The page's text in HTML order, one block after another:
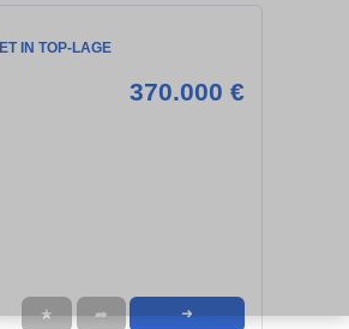
IN TOP-LAGE
370.000 €
★ ➦ ➜